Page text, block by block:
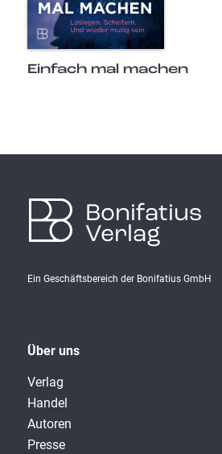
Einfach mal machen
Bonifatius
Verlag
Ein Geschäftsbereich der Bonifatius GmbH
Über uns
Verlag
Handel
Autoren
Presse